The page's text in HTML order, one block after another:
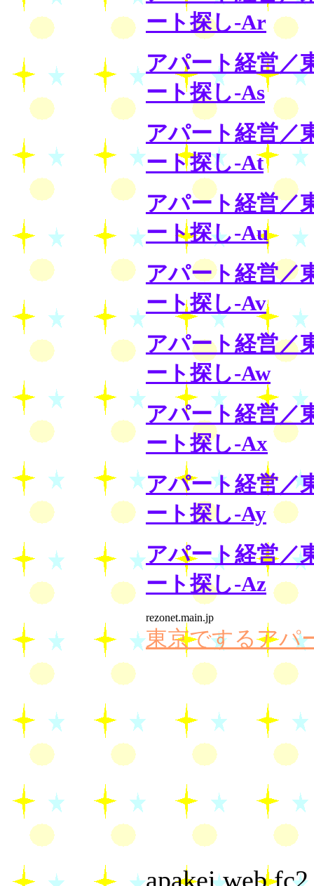
ート探し-Ar
アパート経営／
ート探し-As
アパート経営／
ート探し-At
アパート経営／
ート探し-Au
アパート経営／
ート探し-Av
アパート経営／
ート探し-Aw
アパート経営／
ート探し-Ax
アパート経営／
ート探し-Ay
アパート経営／
ート探し-Az
rezonet.main.jp
東京でするアパ